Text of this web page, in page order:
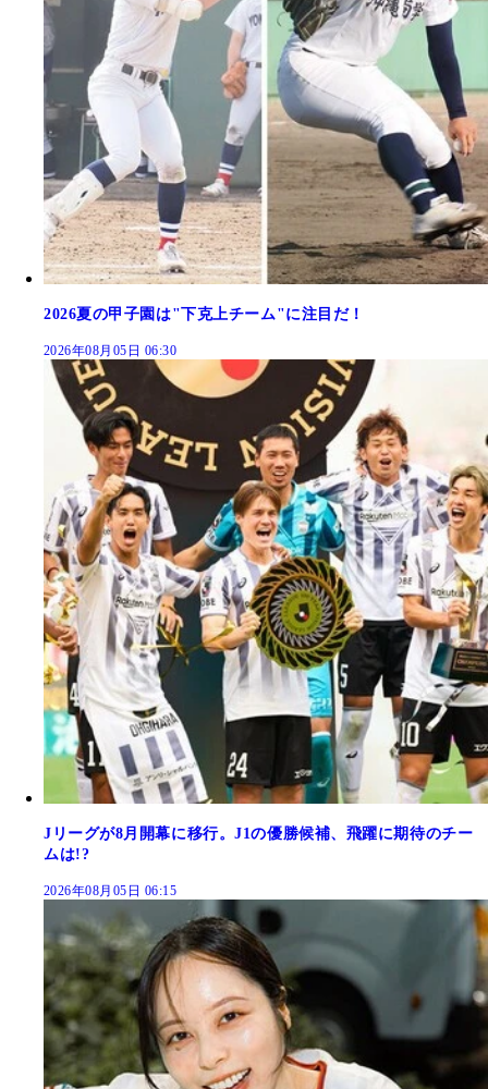
2026夏の甲子園は"下克上チーム"に注目だ！
2026年08月05日 06:30
Jリーグが8月開幕に移行。J1の優勝候補、飛躍に期待のチー
ムは!?
2026年08月05日 06:15